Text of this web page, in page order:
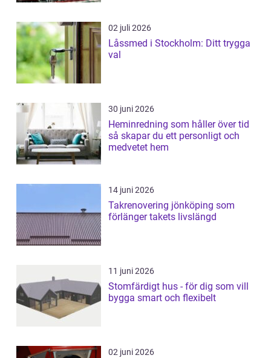
02 juli 2026
Låssmed i Stockholm: Ditt trygga
val
30 juni 2026
Heminredning som håller över tid
så skapar du ett personligt och
medvetet hem
14 juni 2026
Takrenovering jönköping som
förlänger takets livslängd
11 juni 2026
Stomfärdigt hus - för dig som vill
bygga smart och flexibelt
02 juni 2026